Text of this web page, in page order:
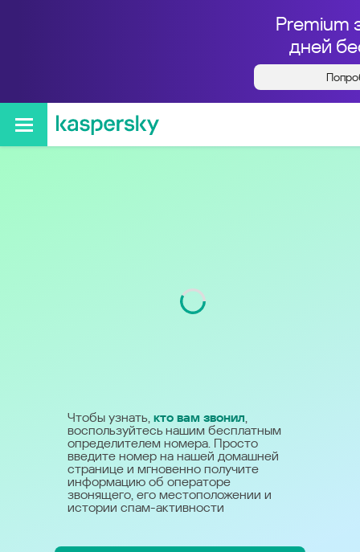
Premium
дней
Кто звонил с номера
+74012557755
Чтобы узнать, кто вам звонил,
воспользуйтесь нашим бесплатным
определителем номера. Просто
введите номер на нашей домашней
странице и мгновенно получите
информацию об операторе
звонящего, его местоположении и
истории спам-активности